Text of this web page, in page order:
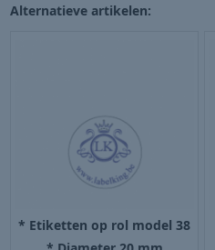
Alternatieve artikelen:
* Etiketten op rol model 38